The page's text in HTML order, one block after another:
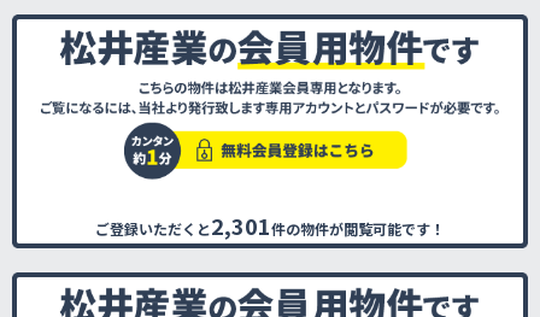
ご登録いただくと2,301件の物件が閲覧可能です！